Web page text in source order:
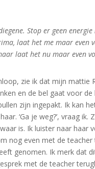
Stop er geen
laat het me maar even
laat het nu maar even
zie ik dat mijn mattie
en de bel gaat voor de
zijn ingepakt. Ik kan
‘Ga je weg?’, vraag ik.
is. Ik luister naar haar
nog even met de teacher
genomen. Ik merk dat
met de teacher